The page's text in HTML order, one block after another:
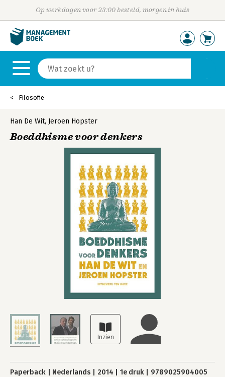
Op werkdagen voor 23:00 besteld, morgen in huis
Filosofie
Han De Wit, Jeroen Hopster
Boeddhisme voor denkers
Paperback Nederlands 2014 1e druk 9789025904005